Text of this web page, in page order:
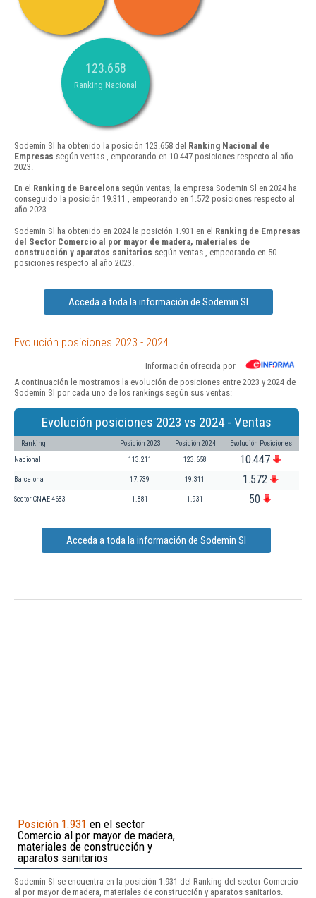
123.658
Ranking Nacional
Sodemin Sl ha obtenido la posición 123.658 del Ranking Nacional de
Empresas según ventas , empeorando en 10.447 posiciones respecto al año
2023.
En el Ranking de Barcelona según ventas, la empresa Sodemin Sl en 2024 ha
conseguido la posición 19.311 , empeorando en 1.572 posiciones respecto al
año 2023.
Sodemin Sl ha obtenido en 2024 la posición 1.931 en el Ranking de Empresas
del Sector Comercio al por mayor de madera, materiales de
construcción y aparatos sanitarios según ventas , empeorando en 50
posiciones respecto al año 2023.
Acceda a toda la información de Sodemin Sl
Evolución posiciones 2023 - 2024
Información ofrecida por
A continuación le mostramos la evolución de posiciones entre 2023 y 2024 de
Sodemin Sl por cada uno de los rankings según sus ventas:
Evolución posiciones 2023 vs 2024 - Ventas
Ranking Posición 2023 Posición 2024 Evolución Posiciones
Nacional 113.211 123.658 10.447
Barcelona 17.739 19.311 1.572
Sector CNAE 4683 1.881 1.931 50
Acceda a toda la información de Sodemin Sl
Posición 1.931 en el sector
Comercio al por mayor de madera,
materiales de construcción y
aparatos sanitarios
Sodemin Sl se encuentra en la posición 1.931 del Ranking del sector Comercio
al por mayor de madera, materiales de construcción y aparatos sanitarios.